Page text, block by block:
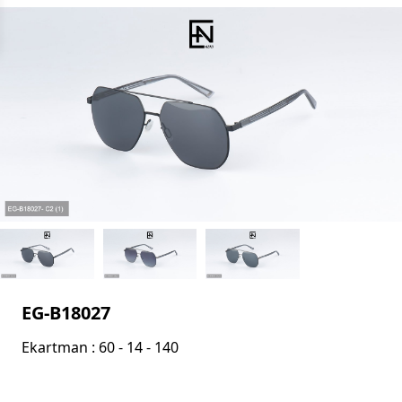
EG-B18027
Ekartman : 60 - 14 - 140